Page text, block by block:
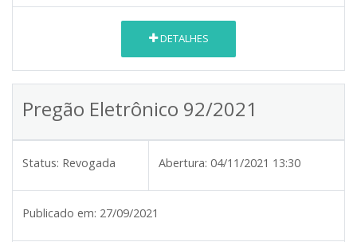
DETALHES
Pregão Eletrônico 92/2021
Status: Revogada Abertura: 04/11/2021 13:30
Publicado em: 27/09/2021